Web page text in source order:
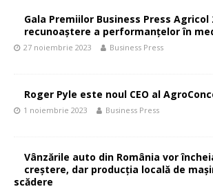
Gala Premiilor Business Press Agricol
recunoaștere a performanțelor în
27 noiembrie 2023 Business Press
Roger Pyle este noul CEO al
1 noiembrie 2023 Business Press
Vânzările auto din România vor
creștere, dar producția locală de
scădere